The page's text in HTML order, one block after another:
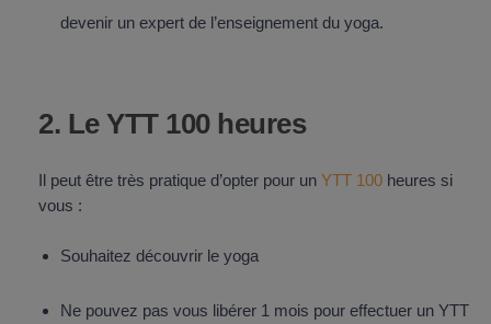
devenir un expert de l’enseignement du yoga.
2. Le YTT 100 heures
Il peut être très pratique d’opter pour un YTT 100 heures si
vous :
Souhaitez découvrir le yoga
Ne pouvez pas vous libérer 1 mois pour effectuer un YTT